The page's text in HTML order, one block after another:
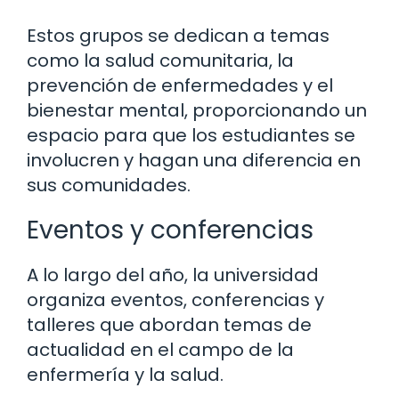
Estos grupos se dedican a temas
como la salud comunitaria, la
prevención de enfermedades y el
bienestar mental, proporcionando un
espacio para que los estudiantes se
involucren y hagan una diferencia en
sus comunidades.
Eventos y conferencias
A lo largo del año, la universidad
organiza eventos, conferencias y
talleres que abordan temas de
actualidad en el campo de la
enfermería y la salud.